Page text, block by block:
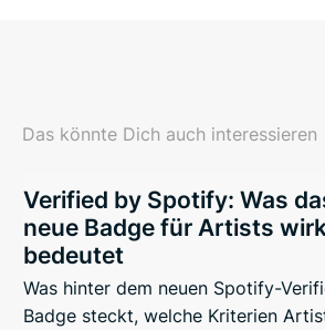
Das könnte Dich auch interessieren
Verified by Spotify: Was
neue Badge für Artists
bedeutet
Was hinter dem neuen Spotify-
Badge steckt, welche Kriterien